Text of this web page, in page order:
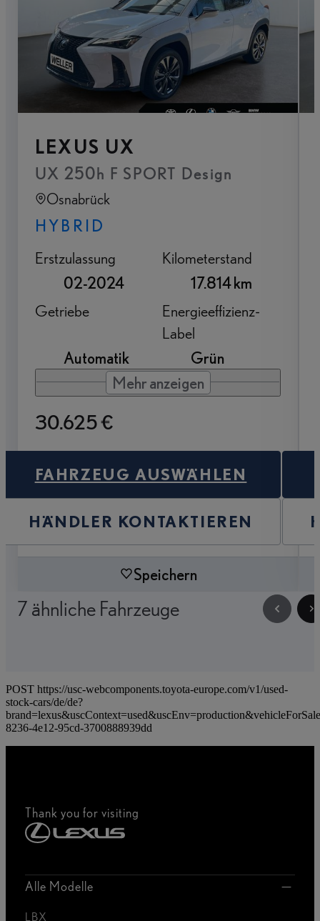
LEXUS UX
UX 250h F SPORT Design
Osnabrück
HYBRID
Erstzulassung
02-2024
Kilometerstand
17.814 km
Getriebe
Automatik
Energieeffizienz-
Label
Grün
Mehr anzeigen
30.625 €
FAHRZEUG AUSWÄHLEN
HÄNDLER KONTAKTIEREN
Speichern
7 ähnliche Fahrzeuge
POST https://usc-webcomponents.toyota-europe.com/v1/used-
stock-cars/de/de?
8236-4e12-95cd-3700888939dd
Thank you for visiting
Alle Modelle
LBX